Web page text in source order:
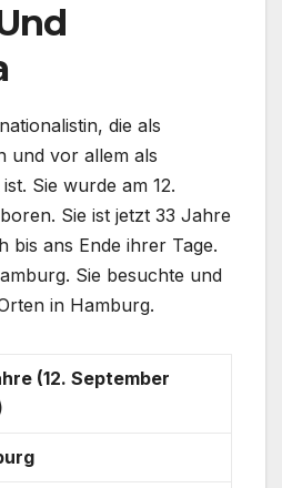
die als
und vor allem als
Sie wurde am 12.
Sie ist jetzt 33 Jahre
bis ans Ende ihrer Tage.
Sie besuchte und
in Hamburg.
(12. September